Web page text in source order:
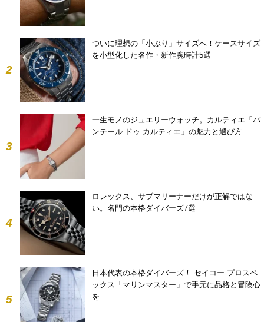
2
ついに理想の「小ぶり」サイズへ！ケースサイズ
を小型化した名作・新作腕時計5選
3
一生モノのジュエリーウォッチ。カルティエ「パ
ンテール ドゥ カルティエ」の魅力と選び方
4
ロレックス、サブマリーナーだけが正解ではな
い。名門の本格ダイバーズ7選
5
日本代表の本格ダイバーズ！ セイコー プロスペ
ックス「マリンマスター」で手元に品格と冒険心
を